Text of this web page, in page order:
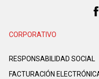
CORPORATIVO
RESPONSABILIDAD SOCIAL
FACTURACIÓN